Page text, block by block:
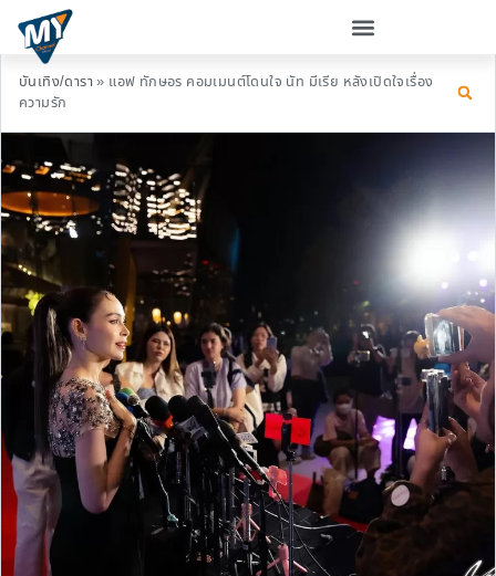
บันเทิง/ดารา» แอฟ ทักษอร คอมเมนต์โดนใจ นัท มีเรีย หลังเปิดใจเรื่อง
ความรัก